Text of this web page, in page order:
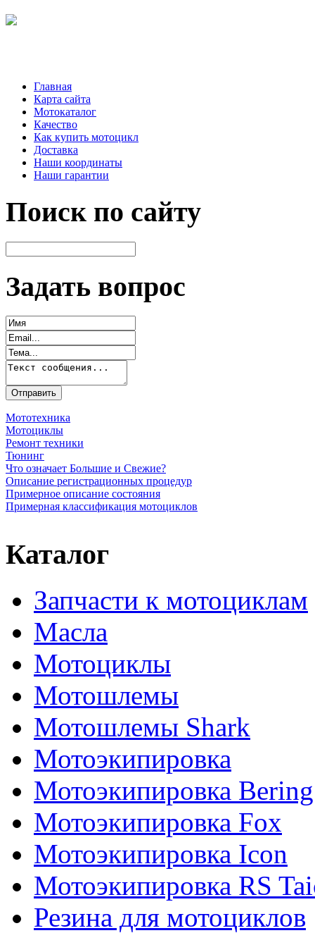
Главная
Карта сайта
Мотокаталог
Качество
Как купить мотоцикл
Доставка
Наши координаты
Наши гарантии
Поиск по сайту
Задать вопрос
Мототехника
Мотоциклы
Ремонт техники
Тюнинг
Что означает Большие и Свежие?
Описание регистрационных процедур
Примерное описание состояния
Примерная классификация мотоциклов
Каталог
Запчасти к мотоциклам
Масла
Мотоциклы
Мотошлемы
Мотошлемы Shark
Мотоэкипировка
Мотоэкипировка Bering
Мотоэкипировка Fox
Мотоэкипировка Icon
Мотоэкипировка RS
Резина для мотоциклов